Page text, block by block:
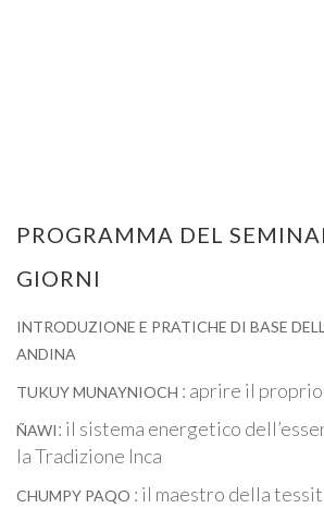
PROGRAMMA DEL
GIORNI
INTRODUZIONE E PRATICHE DI BASE
ANDINA
TUKUY MUNAYNIOCH : aprire il
ÑAWI: il sistema energetico
la Tradizione Inca
CHUMPY PAQO : il maestro della